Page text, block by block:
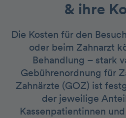
& ihre
Die Kosten für den
oder beim Zahnarzt
Behandlung – stark
Gebührenordnung für
Zahnärzte (GOZ) ist
der jeweilige
Kassenpatientinnen